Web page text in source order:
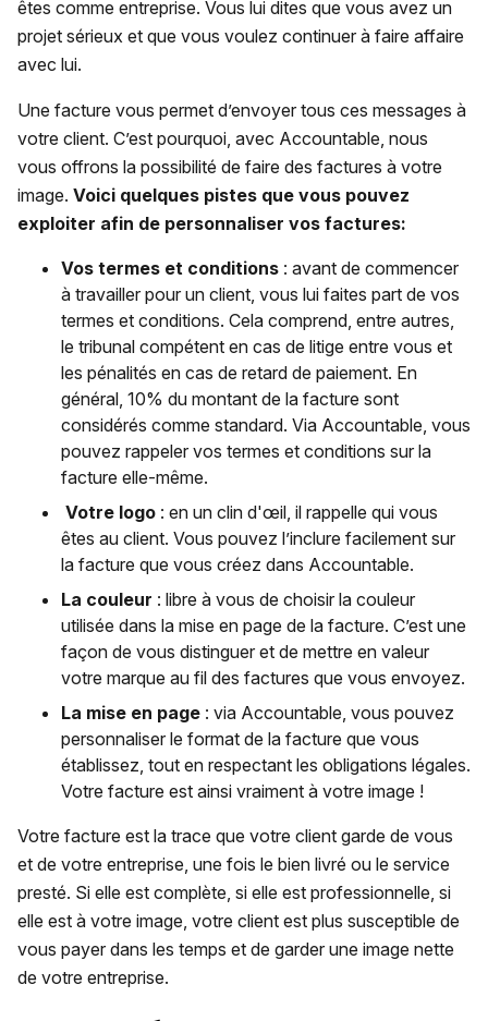
êtes comme entreprise. Vous lui dites que vous avez un
projet sérieux et que vous voulez continuer à faire affaire
avec lui.
Une facture vous permet d’envoyer tous ces messages à
votre client. C’est pourquoi, avec Accountable, nous
vous offrons la possibilité de faire des factures à votre
image. Voici quelques pistes que vous pouvez
exploiter afin de personnaliser vos factures:
Vos termes et conditions : avant de commencer
à travailler pour un client, vous lui faites part de vos
termes et conditions. Cela comprend, entre autres,
le tribunal compétent en cas de litige entre vous et
les pénalités en cas de retard de paiement. En
général, 10% du montant de la facture sont
considérés comme standard. Via Accountable, vous
pouvez rappeler vos termes et conditions sur la
facture elle-même.
Votre logo : en un clin d'œil, il rappelle qui vous
êtes au client. Vous pouvez l’inclure facilement sur
la facture que vous créez dans Accountable.
La couleur : libre à vous de choisir la couleur
utilisée dans la mise en page de la facture. C’est une
façon de vous distinguer et de mettre en valeur
votre marque au fil des factures que vous envoyez.
La mise en page : via Accountable, vous pouvez
personnaliser le format de la facture que vous
établissez, tout en respectant les obligations légales.
Votre facture est ainsi vraiment à votre image !
Votre facture est la trace que votre client garde de vous
et de votre entreprise, une fois le bien livré ou le service
presté. Si elle est complète, si elle est professionnelle, si
elle est à votre image, votre client est plus susceptible de
vous payer dans les temps et de garder une image nette
de votre entreprise.